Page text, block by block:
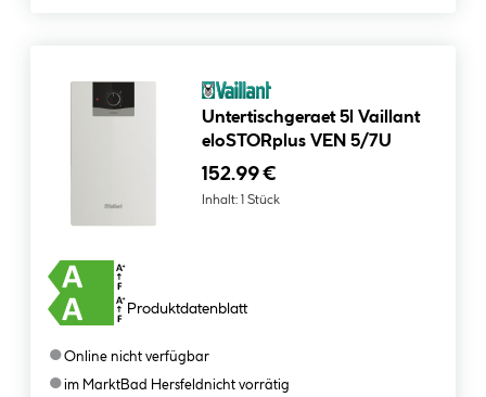
Untertischgeraet 5l Vaillant
eloSTORplus VEN 5/7U
152.99 €
Inhalt: 1 Stück
Produktdatenblatt
●Online nicht verfügbar
●im MarktBad Hersfeldnicht vorrätig